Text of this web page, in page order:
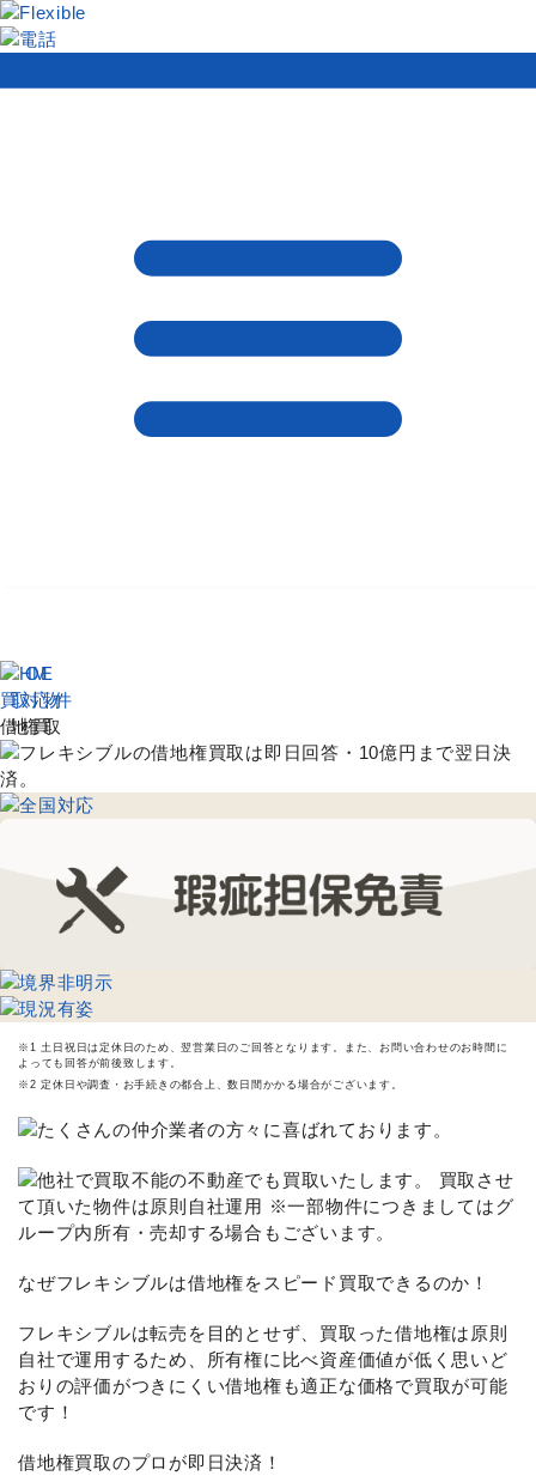
買取対応物件
借地権買取
※1 土日祝日は定休日のため、翌営業日のご回答となります。また、お問い合わせのお時間に
よっても回答が前後致します。
※2 定休日や調査・お手続きの都合上、数日間かかる場合がございます。
なぜフレキシブルは借地権をスピード買取できるのか！
フレキシブルは転売を目的とせず、買取った借地権は原則
自社で運用するため、所有権に比べ資産価値が低く思いど
おりの評価がつきにくい借地権も適正な価格で買取が可能
です！
借地権買取のプロが即日決済！